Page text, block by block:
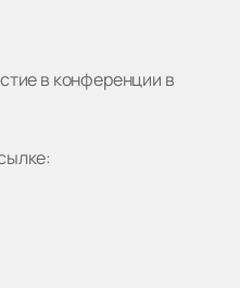
в конференции в